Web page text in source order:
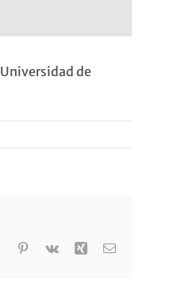
de
Tumblr Pinterest
Vk Xing Correo